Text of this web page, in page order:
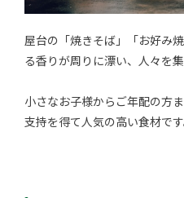
屋台の「焼きそば」「お好み
る香りが周りに漂い、人々を
小さなお子様からご年配の方
支持を得て人気の高い食材です